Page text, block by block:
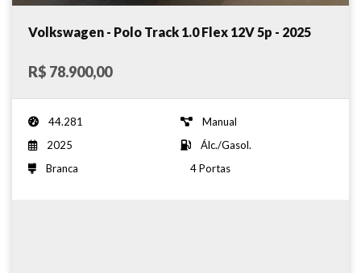
Volkswagen - Polo Track 1.0 Flex 12V 5p - 2025
R$ 78.900,00
44.281
Manual
2025
Álc./Gasol.
Branca
4 Portas